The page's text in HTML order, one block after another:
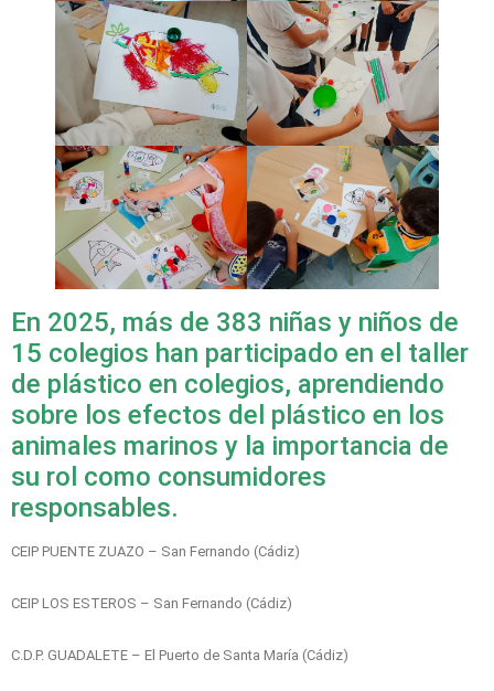
En 2025, más de 383 niñas y niños de
15 colegios han participado en el taller
de plástico en colegios, aprendiendo
sobre los efectos del plástico en los
animales marinos y la importancia de
su rol como consumidores
responsables.
CEIP PUENTE ZUAZO – San Fernando (Cádiz)
CEIP LOS ESTEROS – San Fernando (Cádiz)
C.D.P. GUADALETE – El Puerto de Santa María (Cádiz)